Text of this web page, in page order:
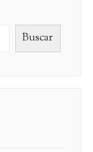
Buscar